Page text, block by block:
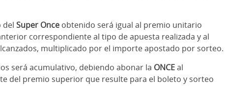
del Super Once obtenido será igual al premio unitario
correspondiente al tipo de apuesta realizada y al
multiplicado por el importe apostado por sorteo.
será acumulativo, debiendo abonar la ONCEal
del premio superior que resulte para el boleto y sorteo